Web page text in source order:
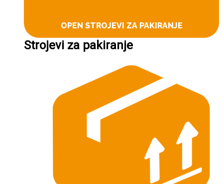
OPEN STROJEVI ZA PAKIRANJE
Strojevi za pakiranje